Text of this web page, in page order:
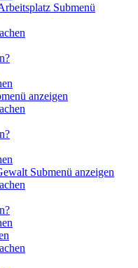
Submenü
anzeigen
Submenü anzeigen